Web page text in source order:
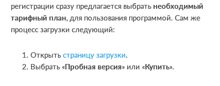
регистрации сразу предлагается выбратьнеобходимый
тарифный план, для пользования программой. Сам же
процесс загрузки следующий:
Открытьстраницу загрузки.
Выбрать «Пробная версия» или «Купить».